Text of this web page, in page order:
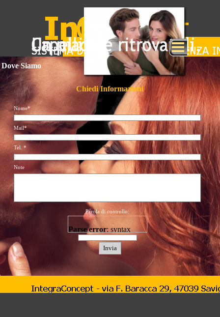
Dove Siamo
Chiedi Informazioni
Nome*
Mail*
Tel. *
Note
Parola di controllo: